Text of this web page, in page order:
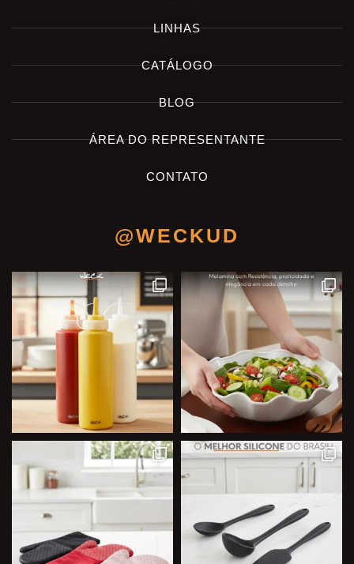
LINHAS
CATÁLOGO
BLOG
ÁREA DO REPRESENTANTE
CONTATO
@WECKUD